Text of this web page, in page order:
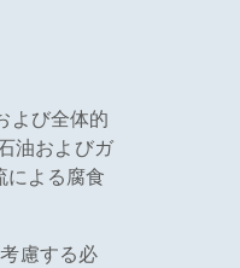
よび全体的
油およびガ
による腐食
慮する必